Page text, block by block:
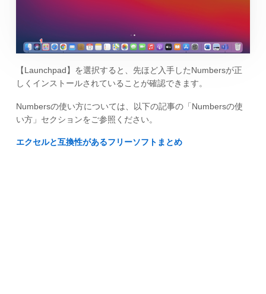
【Launchpad】を選択すると、先ほど入手したNumbersが正
しくインストールされていることが確認できます。
Numbersの使い方については、以下の記事の「Numbersの使
い方」セクションをご参照ください。
エクセルと互換性があるフリーソフトまとめ